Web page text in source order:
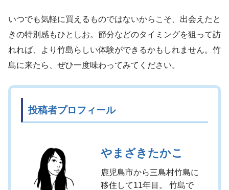
いつでも気軽に買えるものではないからこそ、出会えたと
きの特別感もひとしお。節分などのタイミングを狙って訪
れれば、より竹島らしい体験ができるかもしれません。竹
島に来たら、ぜひ一度味わってみてください。
投稿者プロフィール
やまざきたかこ
鹿児島市から三島村竹島に
移住して11年目。 竹島で